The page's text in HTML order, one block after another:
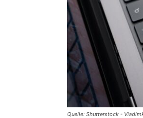
Quelle: Shutterstock -